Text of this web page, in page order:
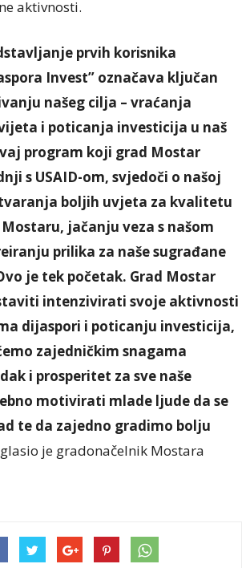
aktivnosti.
prvih korisnika
Invest” označava ključan
našeg cilja – vraćanja
i poticanja investicija u naš
program koji grad Mostar
s USAID-om, svjedoči o našoj
boljih uvjeta za kvalitetu
jačanju veza s našom
prilika za naše sugrađane
je tek početak. Grad Mostar
intenzivirati svoje aktivnosti
dijaspori i poticanju investicija,
zajedničkim snagama
i prosperitet za sve naše
motivirati mlade ljude da se
te da zajedno gradimo bolju
je gradonačelnik Mostara